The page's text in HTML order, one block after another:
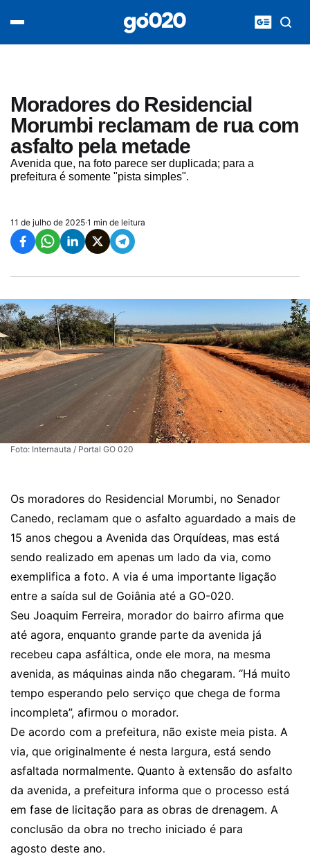
Moradores do Residencial
Morumbi reclamam de rua com
asfalto pela metade
Avenida que, na foto parece ser duplicada; para a
prefeitura é somente "pista simples".
11 de julho de 2025·1 min de leitura
Foto: Internauta / Portal GO 020
Os moradores do Residencial Morumbi, no Senador
Canedo, reclamam que o asfalto aguardado a mais de
15 anos chegou a Avenida das Orquídeas, mas está
sendo realizado em apenas um lado da via, como
exemplifica a foto. A via é uma importante ligação
entre a saída sul de Goiânia até a GO-020.
Seu Joaquim Ferreira, morador do bairro afirma que
até agora, enquanto grande parte da avenida já
recebeu capa asfáltica, onde ele mora, na mesma
avenida, as máquinas ainda não chegaram. “Há muito
tempo esperando pelo serviço que chega de forma
incompleta”, afirmou o morador.
De acordo com a prefeitura, não existe meia pista. A
via, que originalmente é nesta largura, está sendo
asfaltada normalmente. Quanto à extensão do asfalto
da avenida, a prefeitura informa que o processo está
em fase de licitação para as obras de drenagem. A
conclusão da obra no trecho iniciado é para
agosto deste ano.
acontece agora
entretenimento
vídeos
pod020